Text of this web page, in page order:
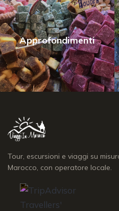
Approfondimenti
Tour, escursioni e viaggi su
Marocco, con operatore locale.